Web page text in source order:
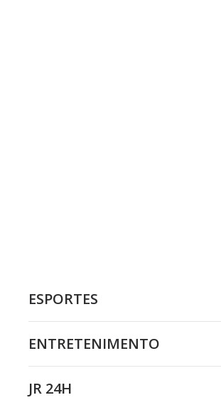
ESPORTES
ENTRETENIMENTO
JR 24H